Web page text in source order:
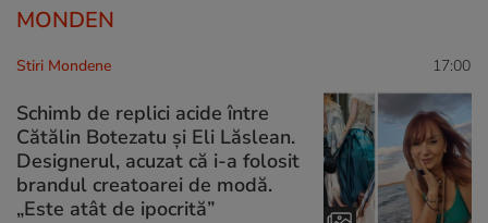
MONDEN
Stiri Mondene 17:00
Schimb de replici acide între
Cătălin Botezatu și Eli Lăslean.
Designerul, acuzat că i-a folosit
brandul creatoarei de modă.
„Este atât de ipocrită”